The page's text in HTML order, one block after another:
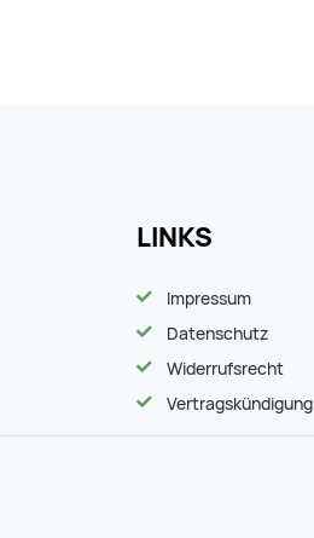
LINKS
Impressum
Datenschutz
Widerrufsrecht
Vertragskündigung